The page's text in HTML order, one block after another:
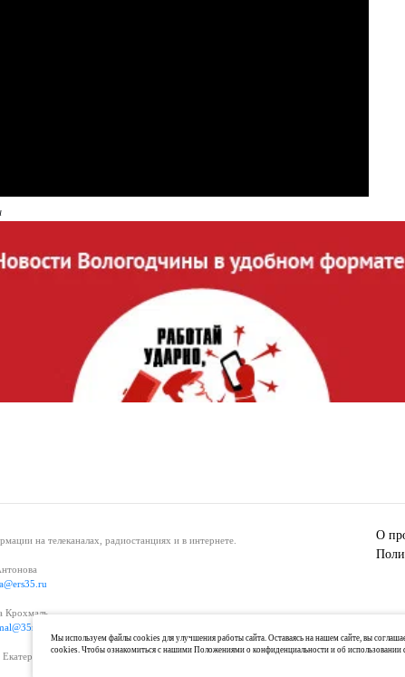
на телеканалах, радиостанциях и в интернете.
Крохмаль
Екатерина Вьюжанина 8(81738) 2-04-44, +7 921 125-06-
О
Мы используем файлы cookies для улучшения работы сайта. Оставаясь на нашем сайте, вы
cookies. Чтобы ознакомиться с нашими Положениями о конфиденциальности и об использовании